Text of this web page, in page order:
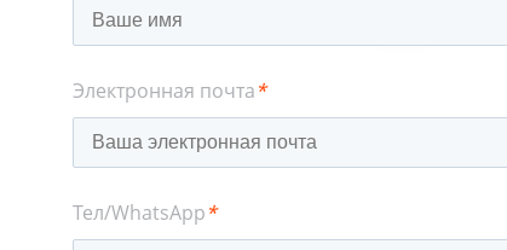
Электронная почта*
Тел/WhatsApp*